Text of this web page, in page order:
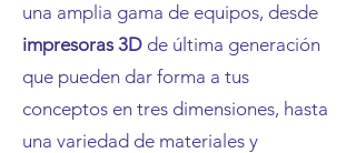
una amplia gama de equipos, desde
impresoras 3D de última generación
que pueden dar forma a tus
conceptos en tres dimensiones, hasta
una variedad de materiales y